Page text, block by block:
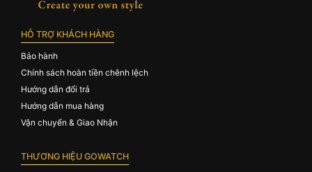
HỖ TRỢ KHÁCH HÀNG
Bảo hành
Chính sách hoàn tiền chênh lệch
Hướng dẫn đổi trả
Hướng dẫn mua hàng
Vận chuyển & Giao Nhận
THƯƠNG HIỆU GOWATCH